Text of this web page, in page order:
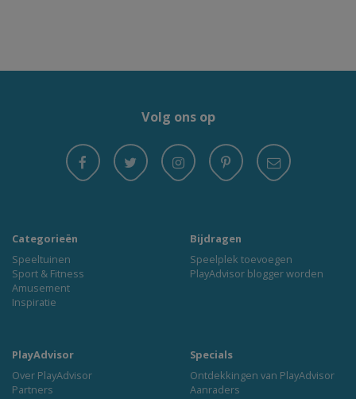
Volg ons op
Categorieën
Speeltuinen
Sport & Fitness
Amusement
Inspiratie
Bijdragen
Speelplek toevoegen
PlayAdvisor blogger worden
PlayAdvisor
Over PlayAdvisor
Partners
Specials
Ontdekkingen van PlayAdvisor
Aanraders